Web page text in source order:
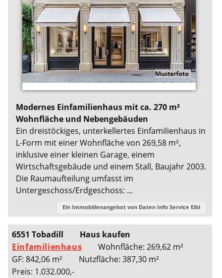
Modernes Einfamilienhaus mit ca. 270 m²
Wohnfläche und Nebengebäuden
Ein dreistöckiges, unterkellertes Einfamilienhaus in
L-Form mit einer Wohnfläche von 269,58 m²,
inklusive einer kleinen Garage, einem
Wirtschaftsgebäude und einem Stall, Baujahr 2003.
Die Raumaufteilung umfasst im
Untergeschoss/Erdgeschoss: ...
Ein Immobilienangebot von Daten Info Service Eibl
6551 Tobadill
Haus kaufen
Einfamilienhaus
Wohnfläche: 269,62 m²
GF: 842,06 m²
Nutzfläche: 387,30 m²
Preis: 1.032.000,-